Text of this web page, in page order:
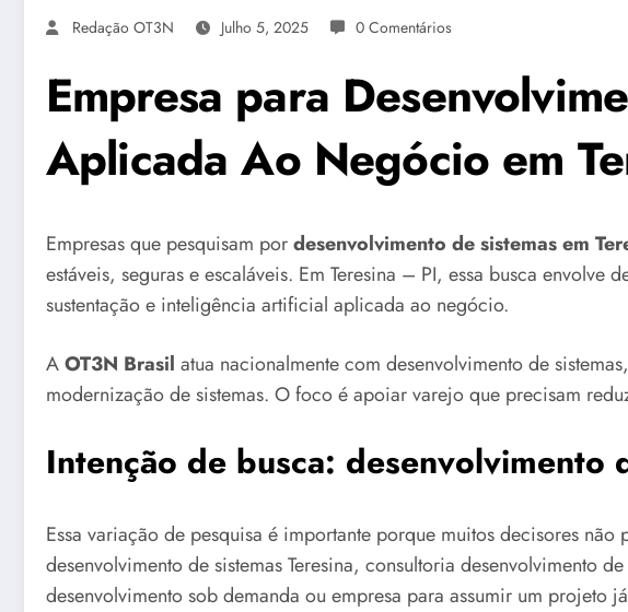
Redação OT3N
Julho 5, 2025 0 Comentários
Empresa para
Aplicada Ao Negócio em
Empresas que pesquisam pordesenvolvimento de sistemas em
estáveis, seguras e escaláveis. Em Teresina – PI, essa busca
sustentação e inteligência artificial aplicada ao negócio.
AOT3N Brasil atua nacionalmente com desenvolvimento de
modernização de sistemas. O foco é apoiar varejo que precisam
Intenção de busca: desenvolvimento
Essa variação de pesquisa é importante porque muitos decisores
desenvolvimento de sistemas Teresina, consultoria desenvolvimento
desenvolvimento sob demanda ou empresa para assumir um projeto